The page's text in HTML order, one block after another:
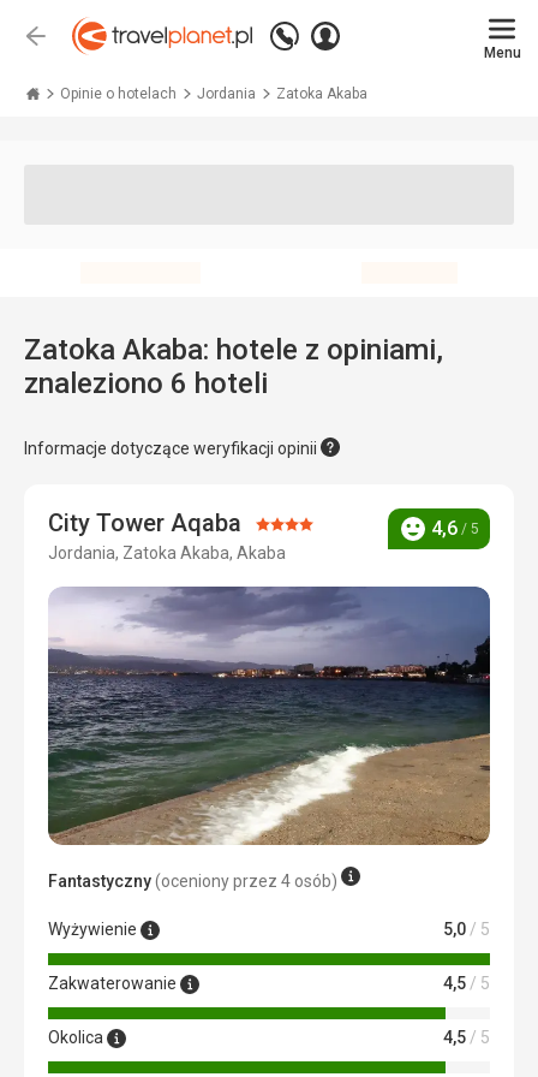
Wstecz
Zadzwoń
+48 71 771 76 55
Zaloguj
Menu
Opinie o hotelach Jordania Zatoka Akaba
Zatoka Akaba: hotele z opiniami,
znaleziono 6 hoteli
Informacje dotyczące weryfikacji opinii
City Tower Aqaba Ocena:
4/5
Jordania, Zatoka Akaba, Akaba
Ocena
4,6 / 5
Fantastyczny(oceniony przez 4 osób)
Wyżywienie 5,0 / 5
Zakwaterowanie 4,5 / 5
Okolica 4,5 / 5